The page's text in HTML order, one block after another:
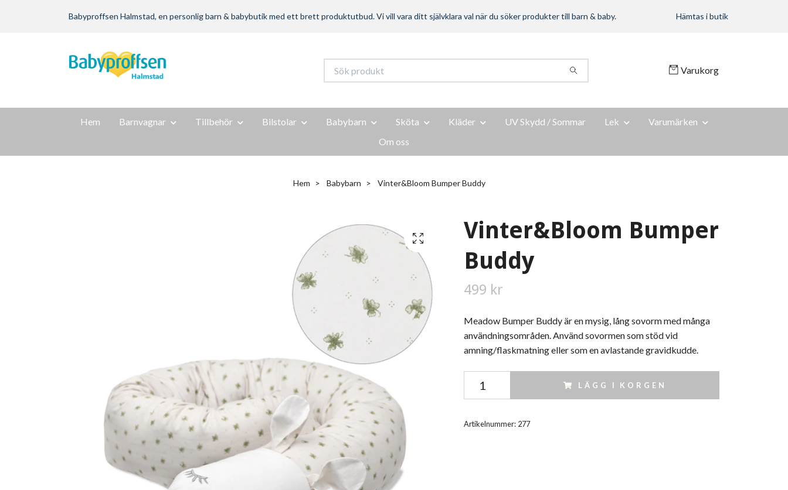
Babyproffsen Halmstad, en personlig barn & babybutik med ett brett produktutbud. Vi vill vara ditt självklara val när du söker produkter till barn & baby. Hämtas i butik
Varukorg
Hem Barnvagnar Tillbehör Bilstolar Babybarn Sköta Kläder UV Skydd / Sommar Lek
Varumärken
Om oss
Hem Babybarn Vinter&Bloom Bumper Buddy
Vinter&Bloom Bumper
Buddy
499 kr
Meadow Bumper Buddy är en mysig, lång sovorm med många
användningsområden. Använd sovormen som stöd vid
amning/flaskmatning eller som en avlastande gravidkudde.
LÄGG I KORGEN
Artikelnummer: 277